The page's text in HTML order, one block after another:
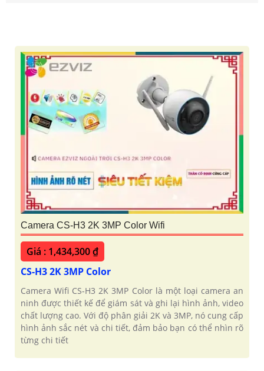
Camera CS-H3 2K 3MP Color Wifi
Giá : 1,434,300 ₫
CS-H3 2K 3MP Color
Camera Wifi CS-H3 2K 3MP Color là một loại camera an
ninh được thiết kế để giám sát và ghi lại hình ảnh, video
chất lượng cao. Với độ phân giải 2K và 3MP, nó cung cấp
hình ảnh sắc nét và chi tiết, đảm bảo bạn có thể nhìn rõ
từng chi tiết